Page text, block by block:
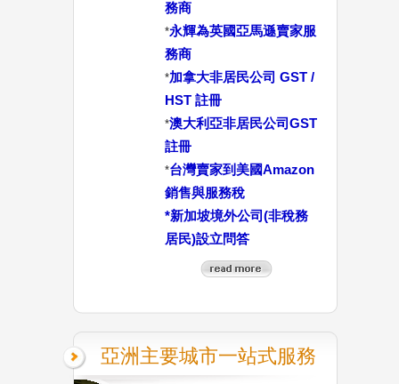
務商
*永輝為英國亞馬遜賣家服
務商
*加拿大非居民公司 GST /
HST 註冊
*澳大利亞非居民公司GST
註冊
*台灣賣家到美國Amazon
銷售與服務稅
*新加坡境外公司(非稅務
居民)設立問答
亞洲主要城市一站式服務